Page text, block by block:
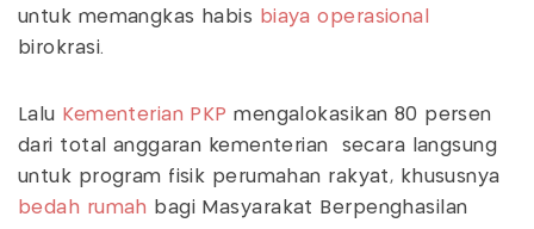
untuk memangkas habis
biaya operasional
birokrasi.
Lalu Kementerian PKP mengalokasikan 80 persen
dari total anggaran kementerian secara langsung
untuk program fisik perumahan rakyat, khususnya
bedah rumah
bagi Masyarakat Berpenghasilan